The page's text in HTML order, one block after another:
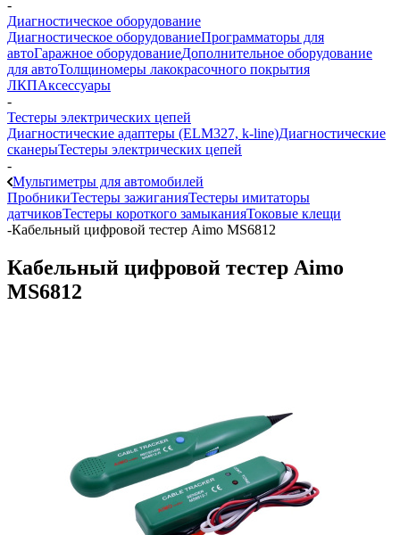
-
Диагностическое оборудование
Диагностическое оборудованиеПрограмматоры для
автоГаражное оборудованиеДополнительное оборудование
для автоТолщиномеры лакокрасочного покрытия
ЛКПАксессуары
-
Тестеры электрических цепей
Диагностические адаптеры (ELM327, k-line)Диагностические
сканерыТестеры электрических цепей
-
Мультиметры для автомобилей
ПробникиТестеры зажиганияТестеры имитаторы
датчиковТестеры короткого замыканияТоковые клещи
-Кабельный цифровой тестер Aimo MS6812
Кабельный цифровой тестер Aimo
MS6812